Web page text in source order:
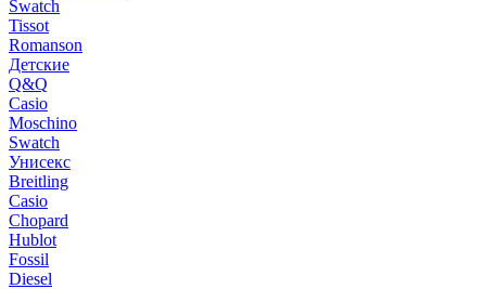
Swatch
Tissot
Romanson
Детские
Q&Q
Casio
Moschino
Swatch
Унисекс
Breitling
Casio
Chopard
Hublot
Fossil
Diesel